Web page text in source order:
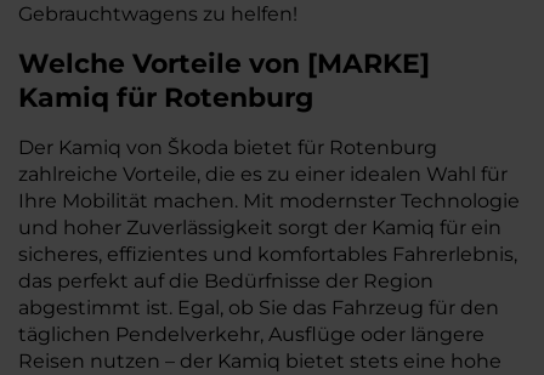
Gebrauchtwagens zu helfen!
Welche Vorteile von [MARKE]
Kamiq für Rotenburg
Der Kamiq von Škoda bietet für Rotenburg
zahlreiche Vorteile, die es zu einer idealen Wahl für
Ihre Mobilität machen. Mit modernster Technologie
und hoher Zuverlässigkeit sorgt der Kamiq für ein
sicheres, effizientes und komfortables Fahrerlebnis,
das perfekt auf die Bedürfnisse der Region
abgestimmt ist. Egal, ob Sie das Fahrzeug für den
täglichen Pendelverkehr, Ausflüge oder längere
Reisen nutzen – der Kamiq bietet stets eine hohe